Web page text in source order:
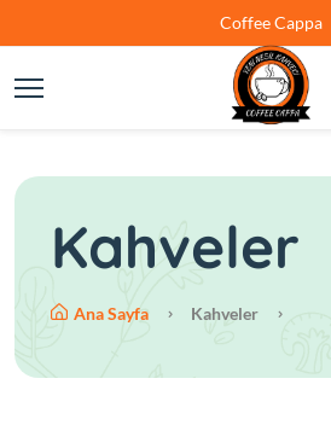
Coffee Cappa
Kahveler
Ana Sayfa Kahveler